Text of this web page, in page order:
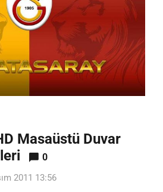
Masaüstü Duvar
0
2011 13:56